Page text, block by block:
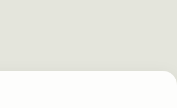
betexpergir.net